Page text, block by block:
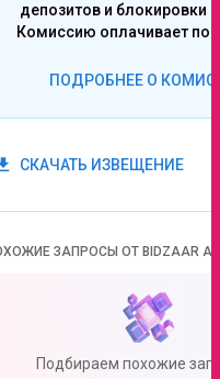
депозитов и блокировки
Комиссию оплачивает
ПОДРОБНЕЕ О
СКАЧАТЬ ИЗВЕЩЕНИЕ
ЗАПРОСЫ ОТ BIDZAAR AI
Подбираем похожие